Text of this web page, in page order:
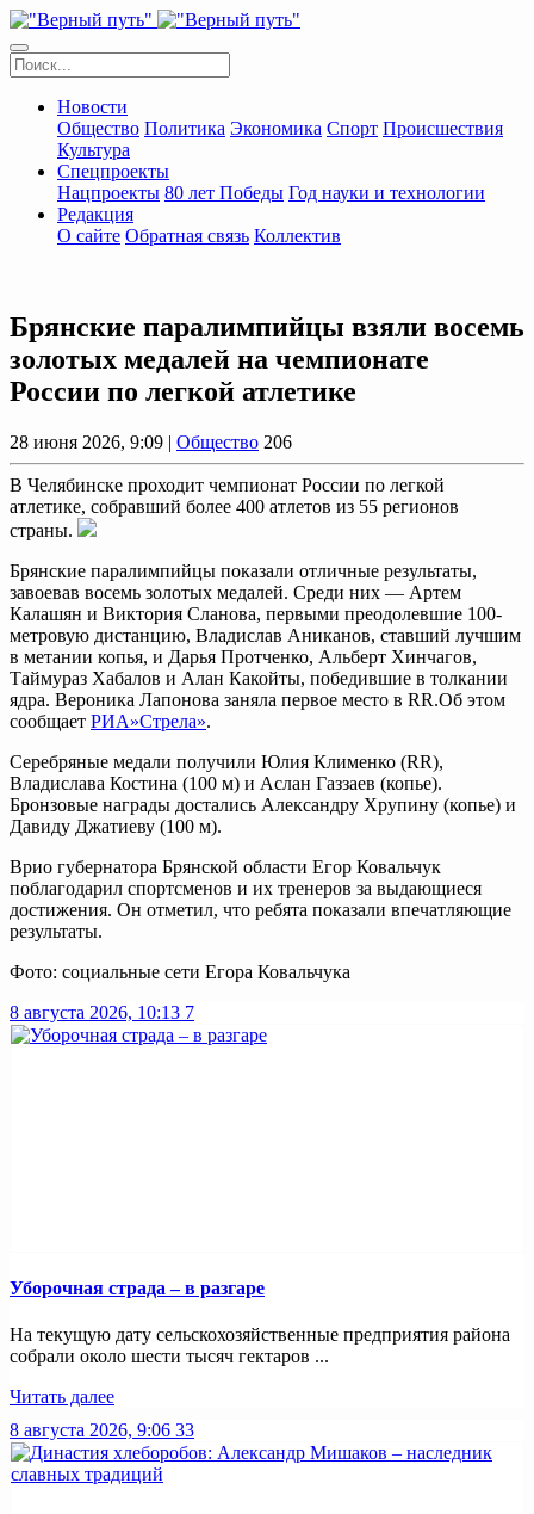
Новости
Общество Политика Экономика Спорт Происшествия
Культура
Спецпроекты
Нацпроекты 80 лет Победы Год науки и технологии
Редакция
О сайте Обратная связь Коллектив
Брянские паралимпийцы взяли восемь
золотых медалей на чемпионате
России по легкой атлетике
28 июня 2026, 9:09 | Общество 206
В Челябинске проходит чемпионат России по легкой
атлетике, собравший более 400 атлетов из 55 регионов
страны.
Брянские паралимпийцы показали отличные результаты,
завоевав восемь золотых медалей. Среди них — Артем
Калашян и Виктория Сланова, первыми преодолевшие 100-
метровую дистанцию, Владислав Аниканов, ставший лучшим
в метании копья, и Дарья Протченко, Альберт Хинчагов,
Таймураз Хабалов и Алан Какойты, победившие в толкании
ядра. Вероника Лапонова заняла первое место в RR.Об этом
сообщает РИА»Стрела».
Серебряные медали получили Юлия Клименко (RR),
Владислава Костина (100 м) и Аслан Газзаев (копье).
Бронзовые награды достались Александру Хрупину (копье) и
Давиду Джатиеву (100 м).
Врио губернатора Брянской области Егор Ковальчук
поблагодарил спортсменов и их тренеров за выдающиеся
достижения. Он отметил, что ребята показали впечатляющие
результаты.
Фото: социальные сети Егора Ковальчука
8 августа 2026, 10:13 7
Уборочная страда – в разгаре
На текущую дату сельскохозяйственные предприятия района
собрали около шести тысяч гектаров ...
Читать далее
8 августа 2026, 9:06 33